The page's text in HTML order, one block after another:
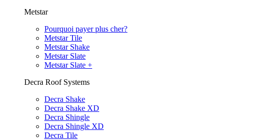
Metstar
Pourquoi payer plus cher?
Metstar Tile
Metstar Shake
Metstar Slate
Metstar Slate +
Decra Roof Systems
Decra Shake
Decra Shake XD
Decra Shingle
Decra Shingle XD
Decra Tile